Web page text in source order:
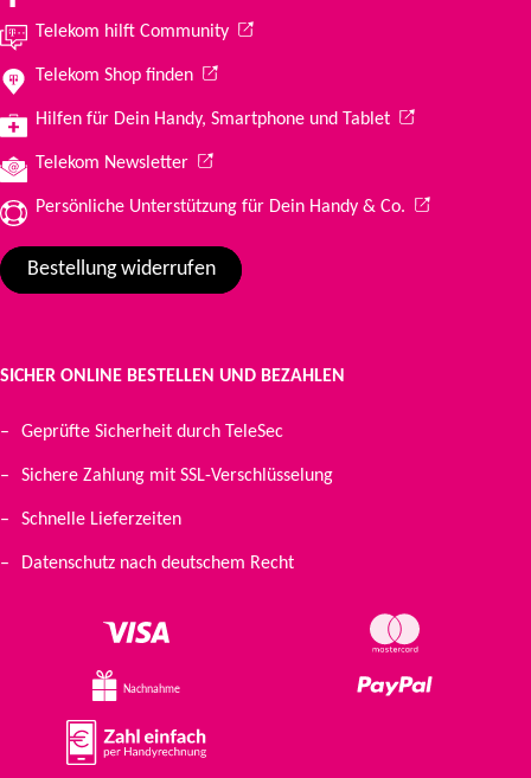
Telekom hilft Community(Wird in einem neuen Tab geöffnet)
Telekom Shop finden(Wird in einem neuen Tab geöffnet)
Hilfen für Dein Handy, Smartphone und Tablet(Wird in einem
Telekom Newsletter(Wird in einem neuen Tab geöffnet)
Persönliche Unterstützung für Dein Handy & Co. (Wird in einem
Bestellung widerrufen
SICHER ONLINE BESTELLEN UND BEZAHLEN
Geprüfte Sicherheit durch TeleSec
Sichere Zahlung mit SSL-Verschlüsselung
Schnelle Lieferzeiten
Datenschutz nach deutschem Recht
Nachnahme